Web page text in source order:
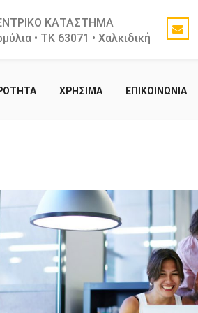
ΚΑΤΑΣΤΗΜΑ
• ΤΚ 63071 • Χαλκιδική
ΧΡΗΣΙΜΑ ΕΠΙΚΟΙΝΩΝΙΑ